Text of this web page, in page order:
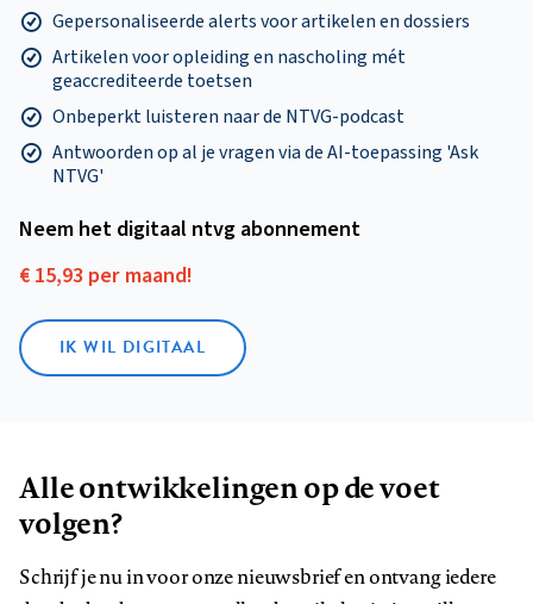
Gepersonaliseerde alerts voor artikelen en dossiers
Artikelen voor opleiding en nascholing mét
geaccrediteerde toetsen
Onbeperkt luisteren naar de NTVG-podcast
Antwoorden op al je vragen via de AI-toepassing 'Ask
NTVG'
Neem het digitaal ntvg abonnement
€ 15,93 per maand!
IK WIL DIGITAAL
Alle ontwikkelingen op de voet
volgen?
Schrijf je nu in voor onze nieuwsbrief en ontvang iedere